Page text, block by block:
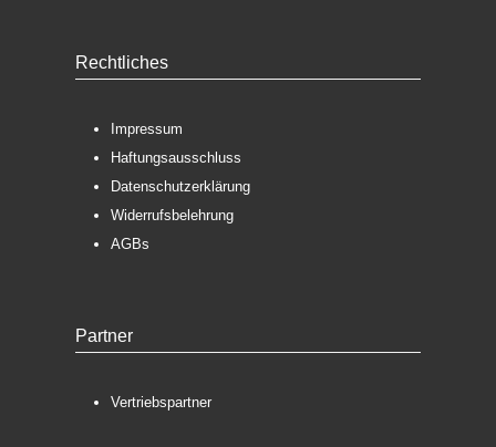
Rechtliches
Impressum
Haftungsausschluss
Datenschutzerklärung
Widerrufsbelehrung
AGBs
Partner
Vertriebspartner